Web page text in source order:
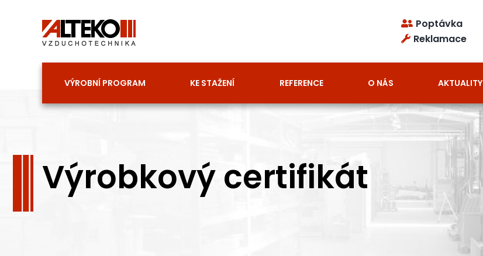
Poptávka
Reklamace
VÝROBNÍ PROGRAM KE STAŽENÍ REFERENCE O NÁS AKTUALITY
Výrobkový certifikát